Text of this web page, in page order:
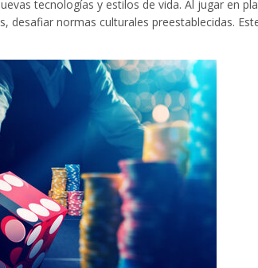
tecnologías y estilos de vida. Al jugar en
desafiar normas culturales preestablecidas.